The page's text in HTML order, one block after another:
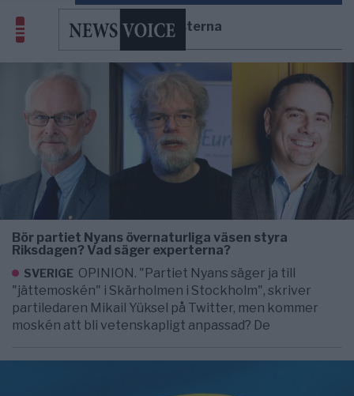
humanisterna
Bör partiet Nyans övernaturliga väsen styra
Riksdagen? Vad säger experterna?
SVERIGE OPINION. "Partiet Nyans säger ja till
"jättemoskén" i Skärholmen i Stockholm", skriver
partiledaren Mikail Yüksel på Twitter, men kommer
moskén att bli vetenskapligt anpassad? De